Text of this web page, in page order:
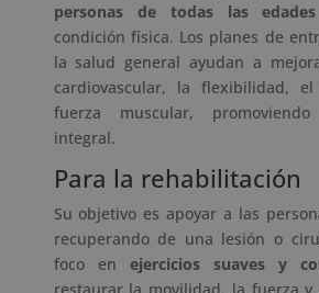
personas de todas las
condición física. Los planes de
la salud general ayudan a
cardiovascular, la flexibilidad,
fuerza muscular,
integral.
Para la rehabilitación
Su objetivo es apoyar a las
recuperando de una lesión o
foco en ejercicios suaves y